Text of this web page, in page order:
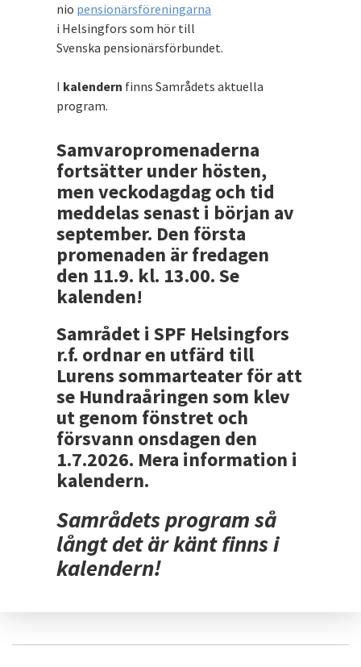
nio pensionärsföreningarna
i Helsingfors som hör till
Svenska pensionärsförbundet.
I kalendern finns Samrådets aktuella
program.
Samvaropromenaderna
fortsätter under hösten,
men veckodagdag och tid
meddelas senast i början av
september. Den första
promenaden är fredagen
den 11.9. kl. 13.00. Se
kalenden!
Samrådet i SPF Helsingfors
r.f. ordnar en utfärd till
Lurens sommarteater för att
se Hundraåringen som klev
ut genom fönstret och
försvann onsdagen den
1.7.2026. Mera information i
kalendern.
Samrådets program så
långt det är känt finns i
kalendern!